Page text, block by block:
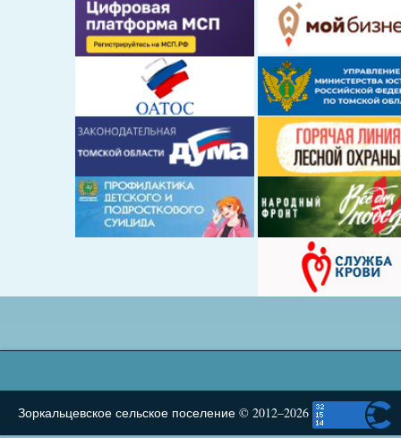
Зоркальцевское сельское поселение © 2012–2026